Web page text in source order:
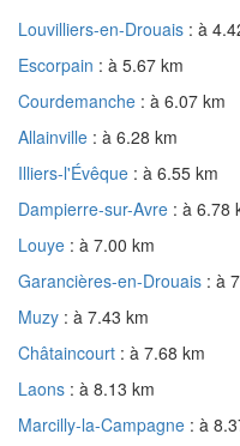
Louvilliers-en-Drouais : à
Escorpain : à 5.67 km
Courdemanche : à 6.07 km
Allainville : à 6.28 km
Illiers-l'Évêque : à 6.55 km
Dampierre-sur-Avre : à 6.78
Louye : à 7.00 km
Garancières-en-Drouais : à
Muzy : à 7.43 km
Châtaincourt : à 7.68 km
Laons : à 8.13 km
Marcilly-la-Campagne : à